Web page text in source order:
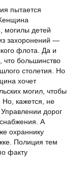
пытается
могилы детей
захоронений —
флота. Да и
что большинство
столетия. Но
хочет
могил, чтобы
Но, кажется, не
дорог
А
охраннику
Полиция тем
факту